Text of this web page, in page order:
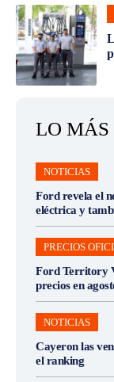
LO MÁS
NOTICIAS
Ford revela el
eléctrica y
PRECIOS
Ford Territory
precios en
NOTICIAS
Cayeron las
el ranking